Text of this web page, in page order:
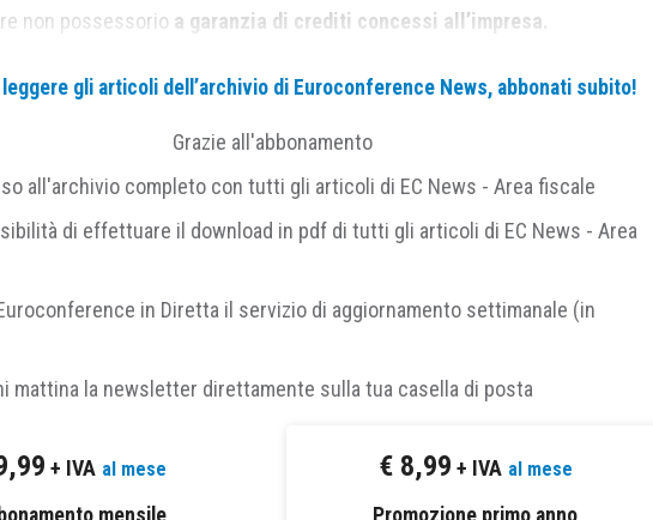
non possessorio a garanzia di crediti concessi all’impresa.
che rende questa forma di pegno interessante consiste nella circostanza
di quanto previsto per il pegno dall’
dell’articolo 2784, cod. civ., “Il pegno è costituito a garanzia dell’obbligazione
un terzo per il debitore.
e altri diritti aventi per oggetto beni mobili; mentre, il successivo
che conferisce l’esclusiva disponibilità della cosa
Ove non sia diversamente disposto nel contratto, il debitore o il terzo concedente
leggere gli articoli dell’archivio di Euroconference News, abbonati subito!
Grazie all'abbonamento
all'archivio completo con tutti gli articoli di EC News - Area fiscale
di effettuare il download in pdf di tutti gli articoli di EC News - Area
in Diretta il servizio di aggiornamento settimanale (in
mattina la newsletter direttamente sulla tua casella di posta
+ IVA al mese
mensile
€ 8,99 + IVA al mese
Promozione primo anno